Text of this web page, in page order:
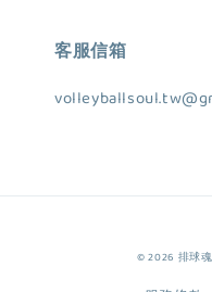
客服信箱
© 2026 排球